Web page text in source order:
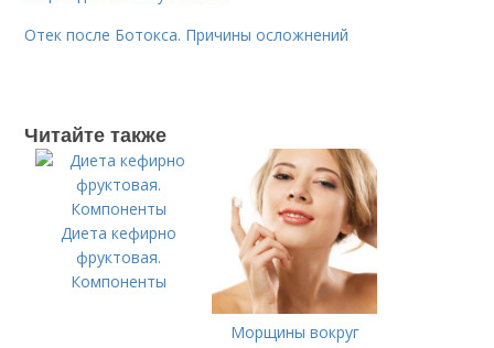
Отек после Ботокса. Причины осложнений
Читайте также
Диета кефирно
фруктовая.
Компоненты
Морщины вокруг